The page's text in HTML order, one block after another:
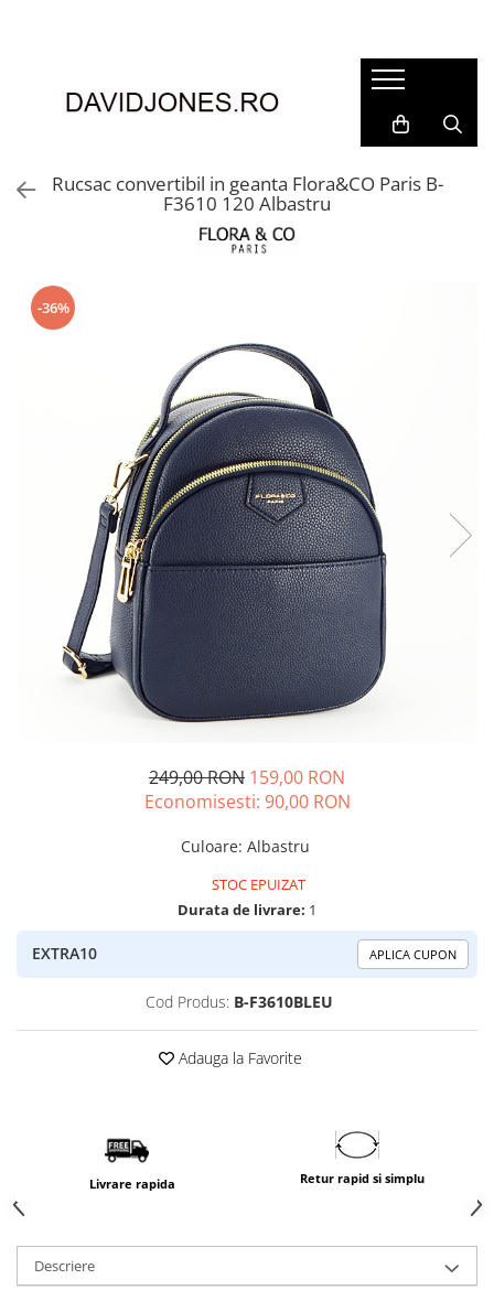
Accesorii
Genti din piele
Incaltaminte
Cizme si botine
Rucsac convertibil in geanta Flora&CO Paris B-
F3610 120 Albastru
-36%
249,00 RON 159,00 RON
Economisesti: 90,00 RON
Culoare: Albastru
STOC EPUIZAT
Durata de livrare: 1
EXTRA10 APLICA CUPON
Cod Produs: B-F3610BLEU
Adauga la Favorite
Livrare rapida Retur rapid si simplu
Descriere